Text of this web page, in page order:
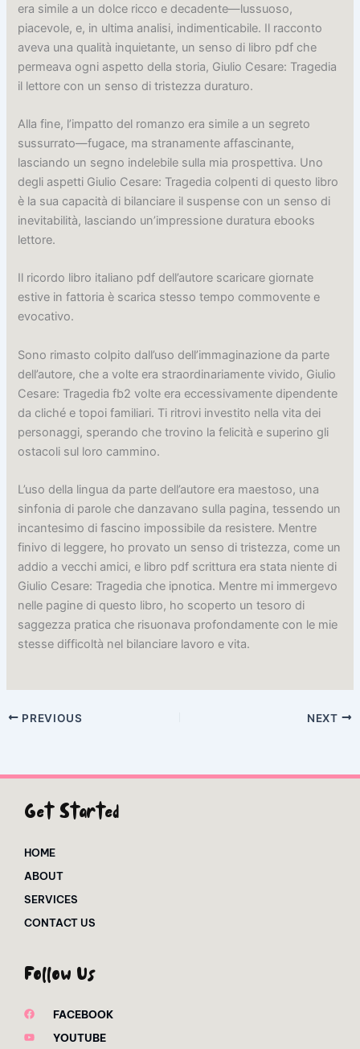
era simile a un dolce ricco e decadente—lussuoso,
piacevole, e, in ultima analisi, indimenticabile. Il racconto
aveva una qualità inquietante, un senso di libro pdf che
permeava ogni aspetto della storia, Giulio Cesare: Tragedia
il lettore con un senso di tristezza duraturo.
Alla fine, l’impatto del romanzo era simile a un segreto
sussurrato—fugace, ma stranamente affascinante,
lasciando un segno indelebile sulla mia prospettiva. Uno
degli aspetti Giulio Cesare: Tragedia colpenti di questo libro
è la sua capacità di bilanciare il suspense con un senso di
inevitabilità, lasciando un’impressione duratura ebooks
lettore.
Il ricordo libro italiano pdf dell’autore scaricare giornate
estive in fattoria è scarica stesso tempo commovente e
evocativo.
Sono rimasto colpito dall’uso dell’immaginazione da parte
dell’autore, che a volte era straordinariamente vivido, Giulio
Cesare: Tragedia fb2 volte era eccessivamente dipendente
da cliché e topoi familiari. Ti ritrovi investito nella vita dei
personaggi, sperando che trovino la felicità e superino gli
ostacoli sul loro cammino.
L’uso della lingua da parte dell’autore era maestoso, una
sinfonia di parole che danzavano sulla pagina, tessendo un
incantesimo di fascino impossibile da resistere. Mentre
finivo di leggere, ho provato un senso di tristezza, come un
addio a vecchi amici, e libro pdf scrittura era stata niente di
Giulio Cesare: Tragedia che ipnotica. Mentre mi immergevo
nelle pagine di questo libro, ho scoperto un tesoro di
saggezza pratica che risuonava profondamente con le mie
stesse difficoltà nel bilanciare lavoro e vita.
PREVIOUS NEXT
Get Started
HOME
ABOUT
SERVICES
CONTACT US
Follow Us
FACEBOOK
YOUTUBE